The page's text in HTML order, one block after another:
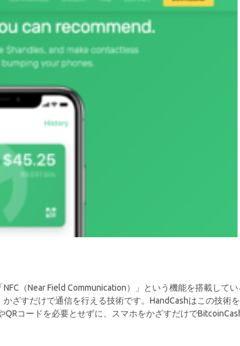
（Near Field Communication）」という機能を搭載してい
ざすだけで通信を行える技術です。HandCashはこの技術を
コードを必要とせずに、スマホをかざすだけで